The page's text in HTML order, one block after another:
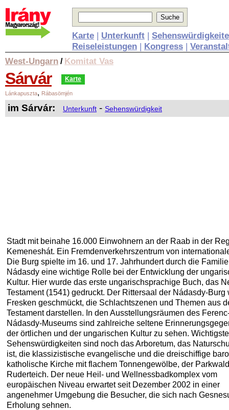
Karte| Unterkunft|
Reiseleistungen| Kongress|
West-Ungarn / Komitat Vas
Sárvár Karte
Lánkapuszta, Rábasömjén
im Sárvár: Unterkunft - Sehenswürdigkeit
Stadt mit beinahe 16.000 Einwohnern an der Raab in der
Kemeneshát. Ein Fremdenverkehrszentrum von
Die Burg spielte im 16. und 17. Jahrhundert durch die Familie
Nádasdy eine wichtige Rolle bei der Entwicklung der
Kultur. Hier wurde das erste ungarischsprachige Buch, das
Testament (1541) gedruckt. Der Rittersaal der Nádasdy-Burg
Fresken geschmückt, die Schlachtszenen und Themen aus
Testament darstellen. In den Ausstellungsräumen des
Nádasdy-Museums sind zahlreiche seltene
der örtlichen und der ungarischen Kultur zu sehen. Wichtigste
Sehenswürdigkeiten sind noch das Arboretum, das
ist, die klassizistische evangelische und die dreischiffige
katholische Kirche mit flachem Tonnengewölbe, der
Ruderteich. Der neue Heil- und Wellnessbadkomplex vom
europäischen Niveau erwartet seit Dezember 2002 in einer
angenehmer Umgebung die Besucher, die sich nach
Erholung sehnen.